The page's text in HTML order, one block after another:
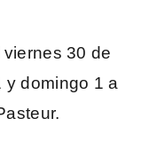
30 de
y domingo 1 a